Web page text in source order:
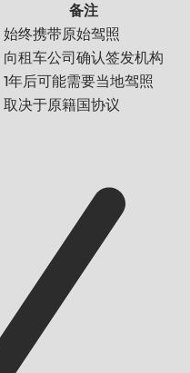
备注
始终携带原始驾照
向租车公司确认签发机构
1年后可能需要当地驾照
取决于原籍国协议